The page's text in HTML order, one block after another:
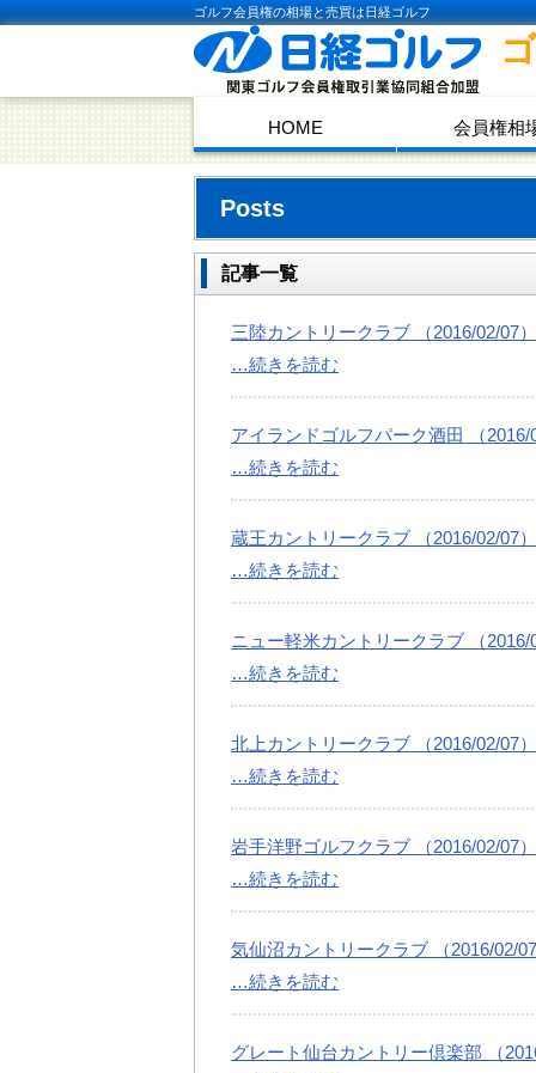
ゴルフ会員権の相場と売買は日経ゴルフ
HOME 会員権相
Posts
記事一覧
三陸カントリークラブ （2016/02/07）
…続きを読む
アイランドゴルフパーク酒田 （2016/
…続きを読む
蔵王カントリークラブ （2016/02/07）
…続きを読む
ニュー軽米カントリークラブ （2016/
…続きを読む
北上カントリークラブ （2016/02/07）
…続きを読む
岩手洋野ゴルフクラブ （2016/02/07）
…続きを読む
気仙沼カントリークラブ （2016/02/07
…続きを読む
グレート仙台カントリー倶楽部 （